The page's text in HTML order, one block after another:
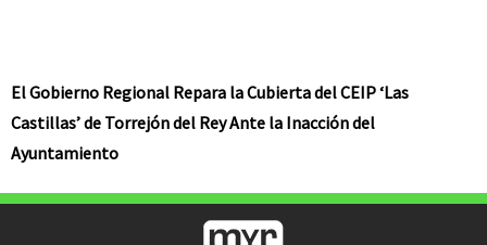
El Gobierno Regional Repara la Cubierta del CEIP ‘Las
Castillas’ de Torrejón del Rey Ante la Inacción del
Ayuntamiento